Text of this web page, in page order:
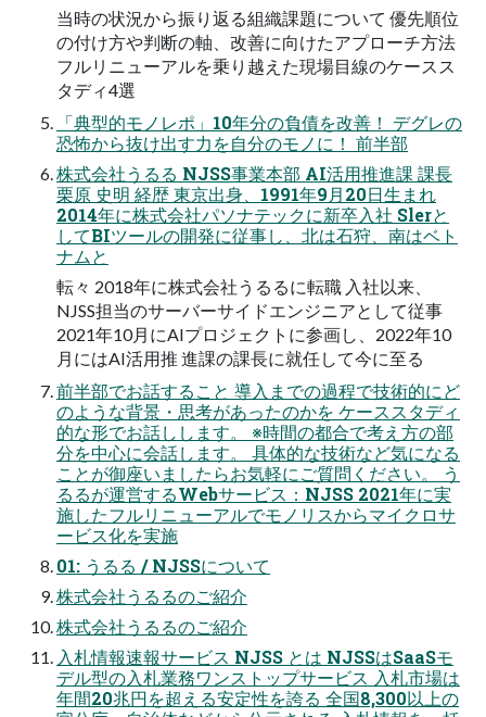
当時の状況から振り返る組織課題について 優先順位
の付け方や判断の軸、改善に向けたアプローチ方法
フルリニューアルを乗り越えた現場目線のケースス
タディ4選
「典型的モノレポ」10年分の負債を改善！ デグレの
恐怖から抜け出す力を自分のモノに！ 前半部
株式会社うるる NJSS事業本部 AI活用推進課 課長
栗原 史明 経歴 東京出身、1991年9月20日生まれ
2014年に株式会社パソナテックに新卒入社 Slerと
してBIツールの開発に従事し、北は石狩、南はベト
ナムと
転々 2018年に株式会社うるるに転職 入社以来、
NJSS担当のサーバーサイドエンジニアとして従事
2021年10月にAIプロジェクトに参画し、2022年10
月にはAI活用推 進課の課長に就任して今に至る
前半部でお話すること 導入までの過程で技術的にど
のような背景・思考があったのかを ケーススタディ
的な形でお話しします。 ※時間の都合で考え方の部
分を中心に会話します。 具体的な技術など気になる
ことが御座いましたらお気軽にご質問ください。 う
るるが運営するWebサービス：NJSS 2021年に実
施したフルリニューアルでモノリスからマイクロサ
ービス化を実施
01: うるる / NJSSについて
株式会社うるるのご紹介
株式会社うるるのご紹介
入札情報速報サービス NJSS とは NJSSはSaaSモ
デル型の入札業務ワンストップサービス 入札市場は
年間20兆円を超える安定性を誇る 全国8,300以上の